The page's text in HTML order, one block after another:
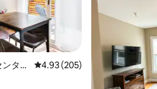
均評価
ター
レビュー205件、5つ星中4.93
4.93 (205)